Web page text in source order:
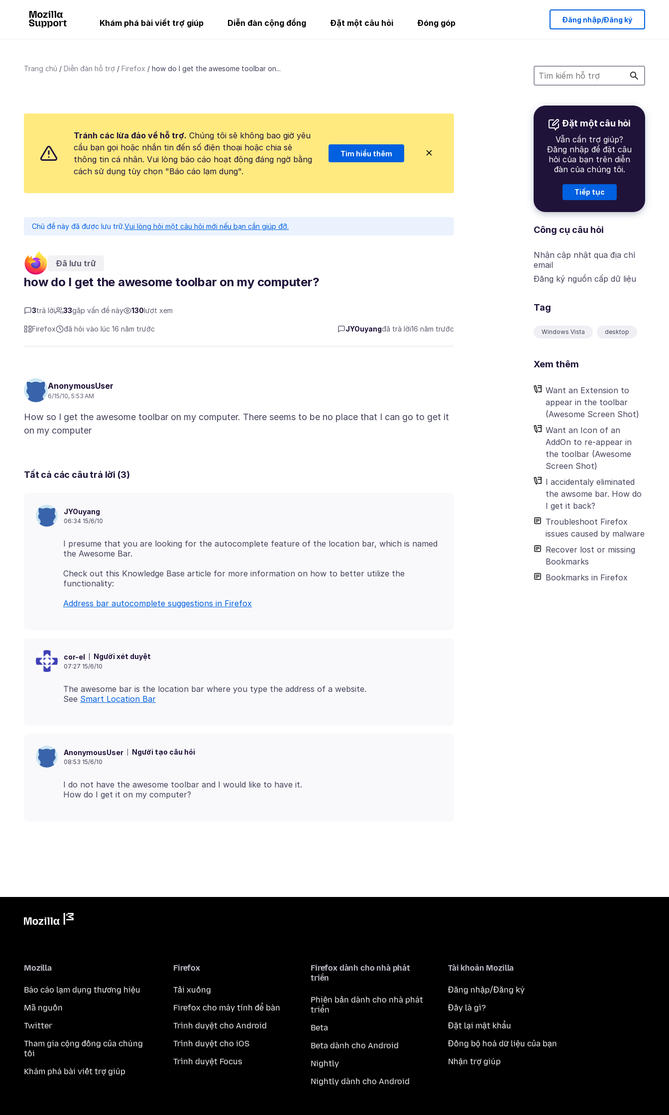
Khám phá bài viết trợ giúp Diễn đàn cộng đồng Đặt một câu hỏi Đóng góp Đăng nhập/Đăng ký
Trang chủ Diễn đàn hỗ trợ Firefox how do I get the awesome toolbar on...
Đặt một câu hỏi
Vẫn cần trợ giúp?
Đăng nhập để đặt câu
hỏi của bạn trên diễn
đàn của chúng tôi.
Tiếp tục
Công cụ câu hỏi
Nhận cập nhật qua địa chỉ
email
Đăng ký nguồn cấp dữ liệu
Tag
Windows Vista desktop
Xem thêm
Want an Extension to
appear in the toolbar
(Awesome Screen Shot)
Want an Icon of an
AddOn to re-appear in
the toolbar (Awesome
Screen Shot)
I accidentaly eliminated
the awsome bar. How do
I get it back?
Troubleshoot Firefox
issues caused by malware
Recover lost or missing
Bookmarks
Bookmarks in Firefox
Tránh các lừa đảo về hỗ trợ. Chúng tôi sẽ không bao giờ yêu
cầu bạn gọi hoặc nhắn tin đến số điện thoại hoặc chia sẻ
thông tin cá nhân. Vui lòng báo cáo hoạt động đáng ngờ bằng
cách sử dụng tùy chọn "Báo cáo lạm dụng".
Tìm hiểu thêm
Chủ đề này đã được lưu trữ.Vui lòng hỏi một câu hỏi mới nếu bạn cần giúp đỡ.
Đã lưu trữ
how do I get the awesome toolbar on my computer?
3trả lời 33gặp vấn đề này 130 lượt xem
Firefox đã hỏi vào lúc 16 năm trước JYOuyangđã trả lời16 năm trước
AnonymousUser
6/15/10, 5:53 AM
How so I get the awesome toolbar on my computer. There seems to be no place that I can go to get it
Tất cả các câu trả lời (3)
JYOuyang
06:34 15/6/10
I presume that you are looking for the autocomplete feature of the location bar, which is named
Check out this Knowledge Base article for more information on how to better utilize the
Address bar autocomplete suggestions in Firefox
cor-el Người xét duyệt
07:27 15/6/10
The awesome bar is the location bar where you type the address of a website.
See Smart Location Bar
AnonymousUser Người tạo câu hỏi
08:53 15/6/10
I do not have the awesome toolbar and I would like to have it.
Mozilla
Báo cáo lạm dụng thương hiệu
Mã nguồn
Twitter
Tham gia cộng đồng của chúng
tôi
Khám phá bài viết trợ giúp
Firefox
Tải xuống
Firefox cho máy tính để bàn
Trình duyệt cho Android
Trình duyệt cho iOS
Trình duyệt Focus
Firefox dành cho nhà phát
triển
Phiên bản dành cho nhà phát
triển
Beta
Beta dành cho Android
Nightly
Nightly dành cho Android
Tài khoản Mozilla
Đăng nhập/Đăng ký
Đây là gì?
Đặt lại mật khẩu
Đồng bộ hoá dữ liệu của bạn
Nhận trợ giúp